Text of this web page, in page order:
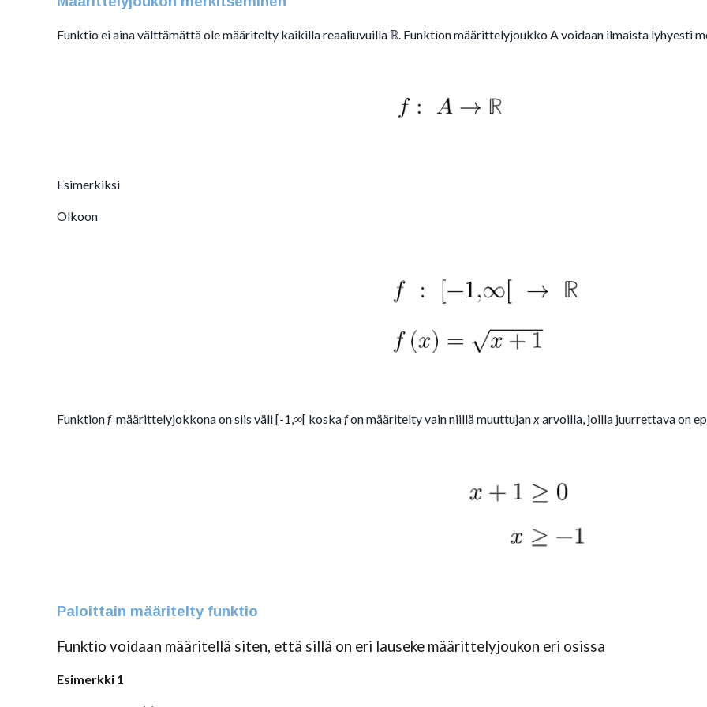
Funktio ei aina välttämättä ole määritelty kaikilla reaaliuvuilla ℝ. Funktion määrittelyjoukko A voidaan ilmaista lyhyesti
Esimerkiksi
Olkoon
Funktionfmäärittelyjokkona on siis väli [-1,∞[ koskafon määritelty vain niillä muuttujanxarvoilla, joilla juurrettava on
Paloittain määritelty funktio
Funktio voidaan määritellä siten, että sillä on eri lauseke määrittelyjoukon eri osissa
Esimerkki 1